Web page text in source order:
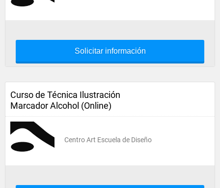
Solicitar información
Curso de Técnica Ilustración
Marcador Alcohol (Online)
Centro Art Escuela de Diseño